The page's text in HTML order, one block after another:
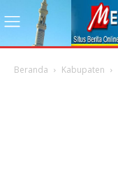
Beranda Kabupaten